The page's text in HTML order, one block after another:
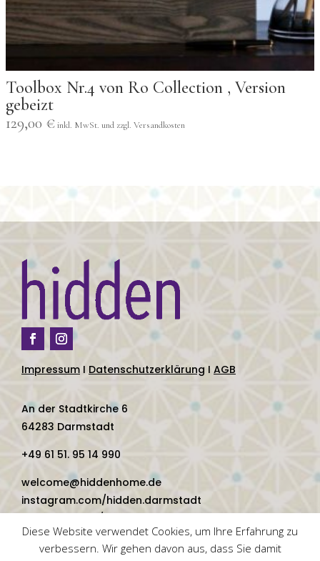
Toolbox Nr.4 von Ro Collection , Version
gebeizt
129,00 €
Impressum I Datenschutzerklärung I AGB
An der Stadtkirche 6
64283 Darmstadt
+49 61 51. 95 14 990
welcome@hiddenhome.de
instagram.com/hidden.darmstadt
Diese Website verwendet Cookies, um Ihre Erfahrung zu
verbessern. Wir gehen davon aus, dass Sie damit